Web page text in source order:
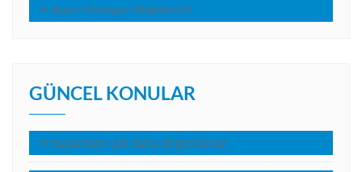
Nasıl Hristiyan Olabilirim?
GÜNCEL KONULAR
Kuşlardan çok daha değerlisiniz!